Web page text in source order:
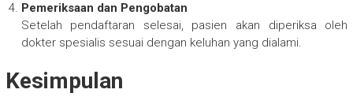
Pemeriksaan dan Pengobatan
Setelah pendaftaran selesai, pasien akan diperiksa oleh
dokter spesialis sesuai dengan keluhan yang dialami.
Kesimpulan